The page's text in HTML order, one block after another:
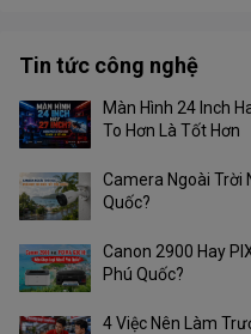
Tin tức công nghệ
Màn Hình 24 Inch
To Hơn Là Tốt Hơn
Camera Ngoài Trời
Quốc?
Canon 2900 Hay
Phú Quốc?
4 Việc Nên Làm